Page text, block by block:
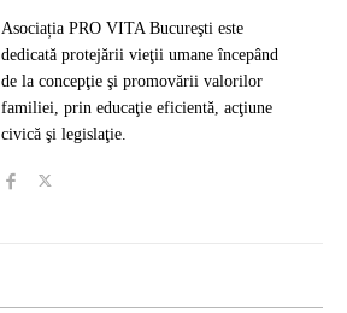
Asociația PRO VITA Bucureşti este
dedicată protejării vieţii umane începând
de la concepţie şi promovării valorilor
familiei, prin educaţie eficientă, acţiune
civică şi legislaţie.